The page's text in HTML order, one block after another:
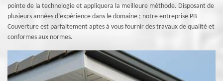
pointe de la technologie et appliquera la meilleure méthode. Disposant de
plusieurs années d’expérience dans le domaine ; notre entreprise PB
Couverture est parfaitement aptes à vous fournir des travaux de qualité et
conformes aux normes.